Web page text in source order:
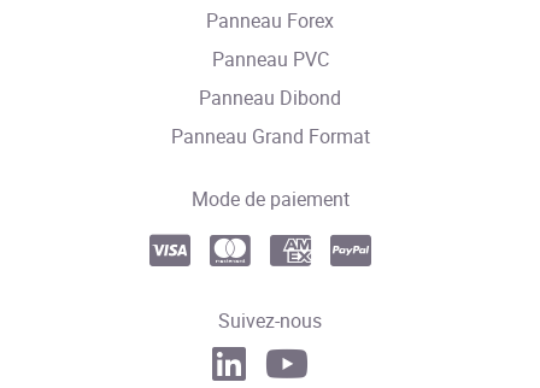
Panneau Forex
Panneau PVC
Panneau Dibond
Panneau Grand Format
Mode de paiement
Suivez-nous